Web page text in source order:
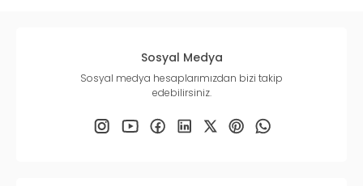
Sosyal Medya
Sosyal medya hesaplarımızdan bizi takip
edebilirsiniz.